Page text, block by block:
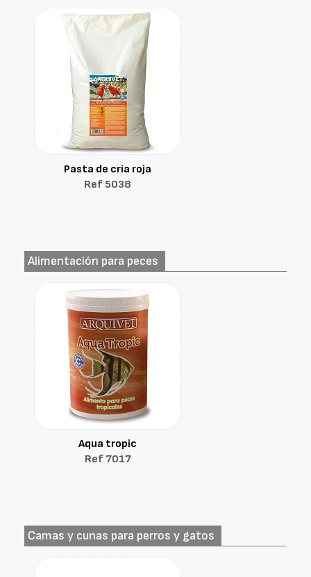
Pasta de cría roja
Ref 5038
Alimentación para peces
Aqua tropic
Ref 7017
Camas y cunas para perros y gatos